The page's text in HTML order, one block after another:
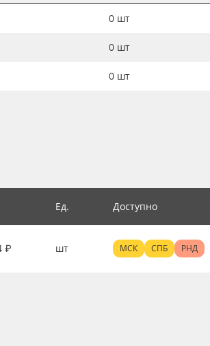
0 шт
0 шт
0 шт
Ед. Доступно
₽ шт МСК СПБ РНД